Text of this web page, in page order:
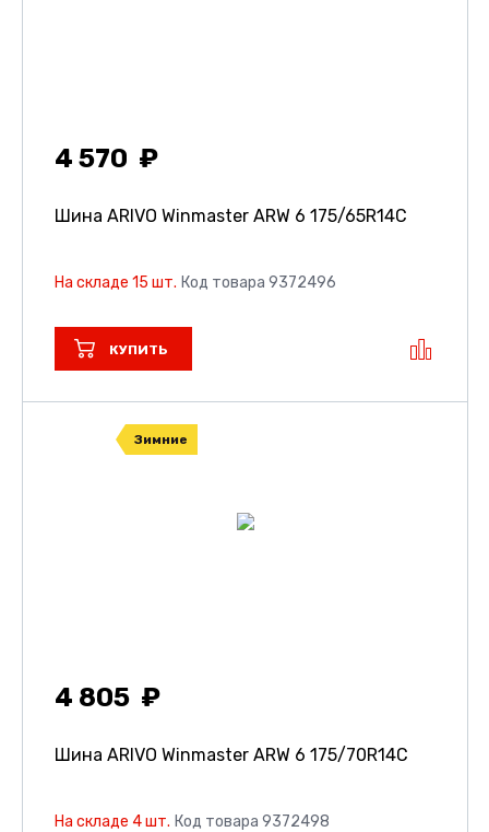
4 570
Шина ARIVO Winmaster ARW 6 175/65R14C
На складе 15 шт. Код товара 9372496
КУПИТЬ
Зимние
4 805
Шина ARIVO Winmaster ARW 6 175/70R14C
На складе 4 шт. Код товара 9372498